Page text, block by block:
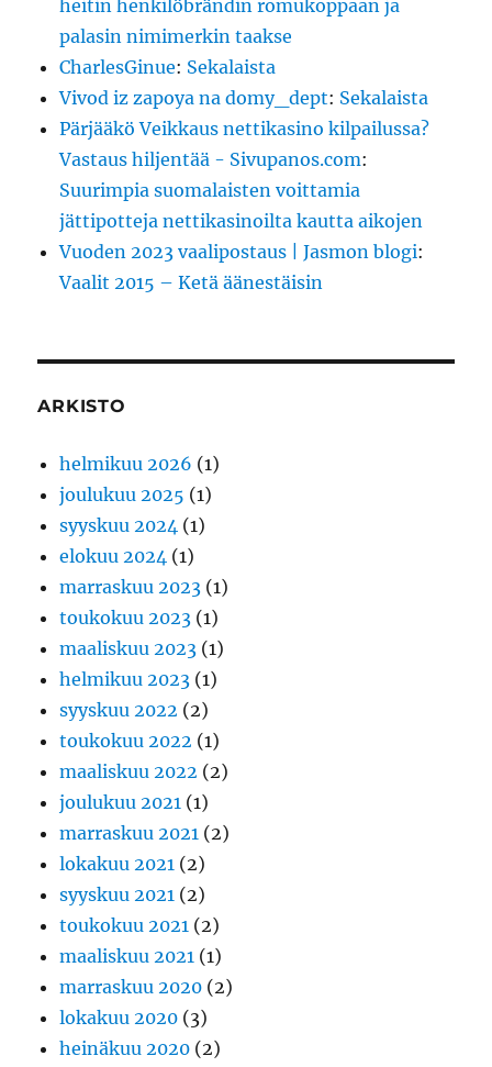
heitin henkilöbrändin romukoppaan ja
palasin nimimerkin taakse
CharlesGinue: Sekalaista
Vivod iz zapoya na domy_dept: Sekalaista
Pärjääkö Veikkaus nettikasino kilpailussa?
Vastaus hiljentää - Sivupanos.com:
Suurimpia suomalaisten voittamia
jättipotteja nettikasinoilta kautta aikojen
Vuoden 2023 vaalipostaus | Jasmon blogi:
Vaalit 2015 – Ketä äänestäisin
ARKISTO
helmikuu 2026 (1)
joulukuu 2025 (1)
syyskuu 2024 (1)
elokuu 2024 (1)
marraskuu 2023 (1)
toukokuu 2023 (1)
maaliskuu 2023 (1)
helmikuu 2023 (1)
syyskuu 2022 (2)
toukokuu 2022 (1)
maaliskuu 2022 (2)
joulukuu 2021 (1)
marraskuu 2021 (2)
lokakuu 2021 (2)
syyskuu 2021 (2)
toukokuu 2021 (2)
maaliskuu 2021 (1)
marraskuu 2020 (2)
lokakuu 2020 (3)
heinäkuu 2020 (2)